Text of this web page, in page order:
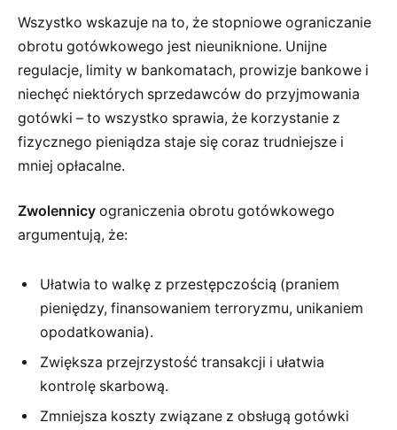
Wszystko wskazuje na to, że stopniowe ograniczanie
obrotu gotówkowego jest nieuniknione. Unijne
regulacje, limity w bankomatach, prowizje bankowe i
niechęć niektórych sprzedawców do przyjmowania
gotówki – to wszystko sprawia, że korzystanie z
fizycznego pieniądza staje się coraz trudniejsze i
mniej opłacalne.
Zwolennicy ograniczenia obrotu gotówkowego
argumentują, że:
Ułatwia to walkę z przestępczością (praniem
pieniędzy, finansowaniem terroryzmu, unikaniem
opodatkowania).
Zwiększa przejrzystość transakcji i ułatwia
kontrolę skarbową.
Zmniejsza koszty związane z obsługą gotówki